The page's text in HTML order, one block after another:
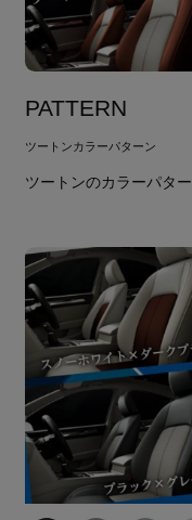
PATTERN
ツートンカラーパターン
ツートンのカラーパタ